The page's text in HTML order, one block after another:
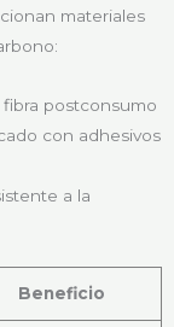
materiales
postconsumo
con adhesivos
a la
Beneficio